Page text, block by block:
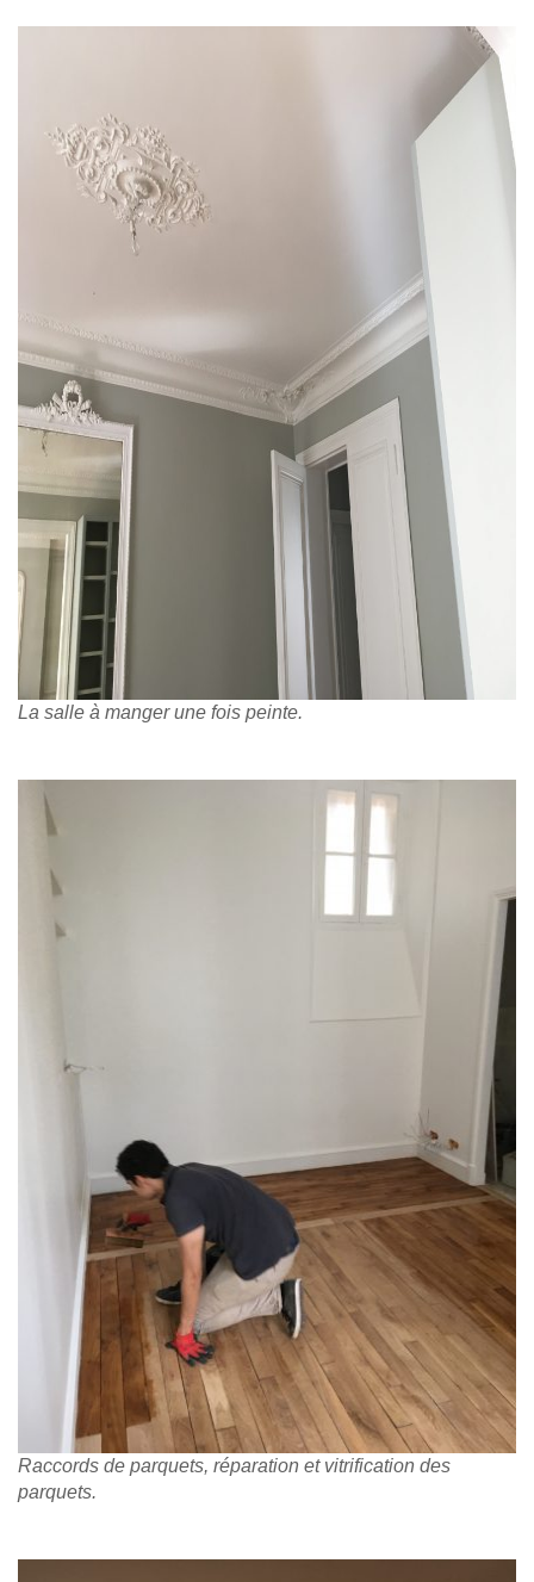
La salle à manger une fois peinte.
Raccords de parquets, réparation et vitrification des
parquets.